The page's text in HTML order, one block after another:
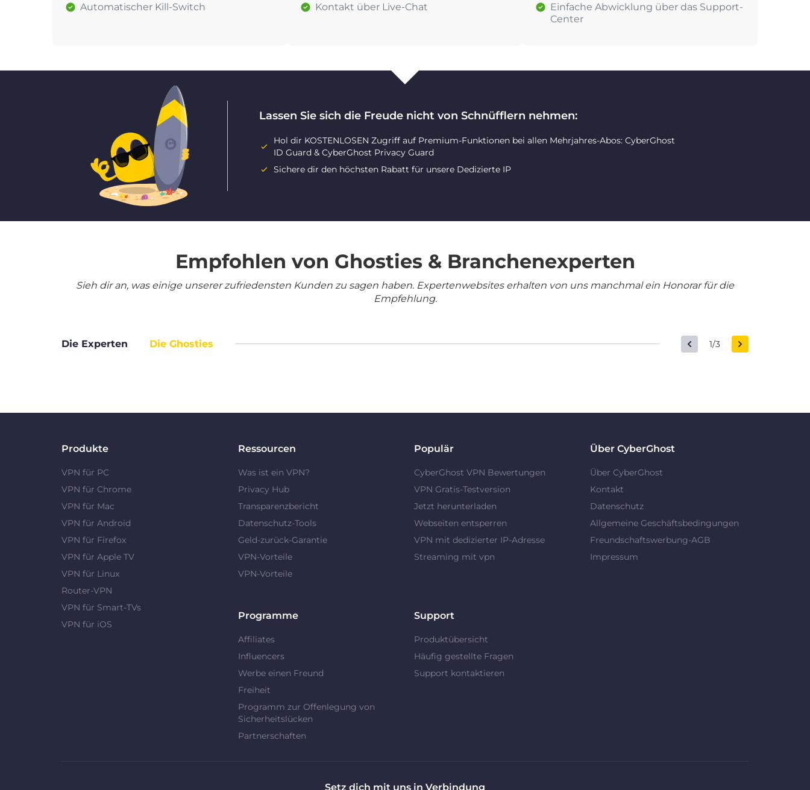
Automatischer Kill-Switch
Kontakt über Live-Chat
Einfache Abwicklung über das Support-
Center
Lassen Sie sich die Freude nicht von Schnüfflern nehmen:
Hol dir KOSTENLOSEN Zugriff auf Premium-Funktionen bei allen Mehrjahres-Abos: CyberGhost
ID Guard & CyberGhost Privacy Guard
Sichere dir den höchsten Rabatt für unsere Dedizierte IP
Empfohlen von Ghosties & Branchenexperten
Sieh dir an, was einige unserer zufriedensten Kunden zu sagen haben. Expertenwebsites erhalten von uns manchmal ein Honorar für die
Empfehlung.
Die Experten Die Ghosties 1/3
Produkte
VPN für PC
VPN für Chrome
VPN für Mac
VPN für Android
VPN für Firefox
VPN für Apple TV
VPN für Linux
Router-VPN
VPN für Smart-TVs
VPN für iOS
Ressourcen
Was ist ein VPN?
Privacy Hub
Transparenzbericht
Datenschutz-Tools
Geld-zurück-Garantie
VPN-Vorteile
VPN-Vorteile
Populär
CyberGhost VPN Bewertungen
VPN Gratis-Testversion
Jetzt herunterladen
Webseiten entsperren
VPN mit dedizierter IP-Adresse
Streaming mit vpn
Über CyberGhost
Über CyberGhost
Kontakt
Datenschutz
Allgemeine Geschäftsbedingungen
Freundschaftswerbung-AGB
Impressum
Programme
Affiliates
Influencers
Werbe einen Freund
Freiheit
Programm zur Offenlegung von
Sicherheitslücken
Partnerschaften
Support
Produktübersicht
Häufig gestellte Fragen
Support kontaktieren
Setz dich mit uns in Verbindung